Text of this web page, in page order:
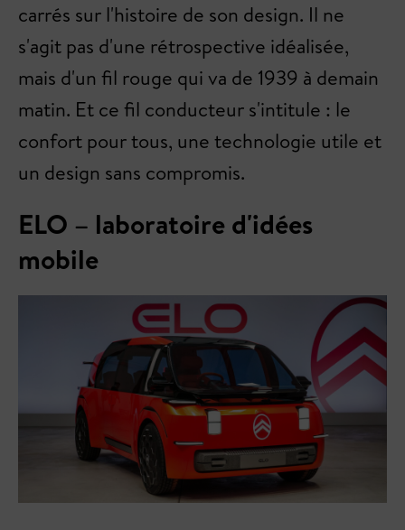
carrés sur l'histoire de son design. Il ne
s'agit pas d'une rétrospective idéalisée,
mais d'un fil rouge qui va de 1939 à demain
matin. Et ce fil conducteur s'intitule : le
confort pour tous, une technologie utile et
un design sans compromis.
ELO – laboratoire d'idées
mobile